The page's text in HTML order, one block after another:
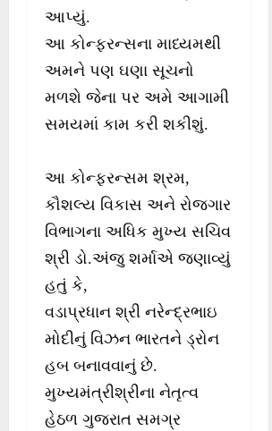
આપ્યું.
આ કોન્ફરન્સના માધ્યમથી
અમને પણ ઘણા સૂચનો
મળશે જેના પર અમે આગામી
સમયમાં કામ કરી શકીશું.
આ કોન્ફરન્સમ શ્રમ,
કૌશલ્ય વિકાસ અને રોજગાર
વિભાગના અધિક મુખ્ય સચિવ
શ્રી ડો.અંજુ શર્માએ જણાવ્યું
હતું કે,
વડાપ્રધાન શ્રી નરેન્દ્રભાઇ
મોદીનું વિઝન ભારતને ડ્રોન
હબ બનાવવાનું છે.
મુખ્યમંત્રીશ્રીના નેતૃત્વ
હેઠળ ગુજરાત સમગ્ર